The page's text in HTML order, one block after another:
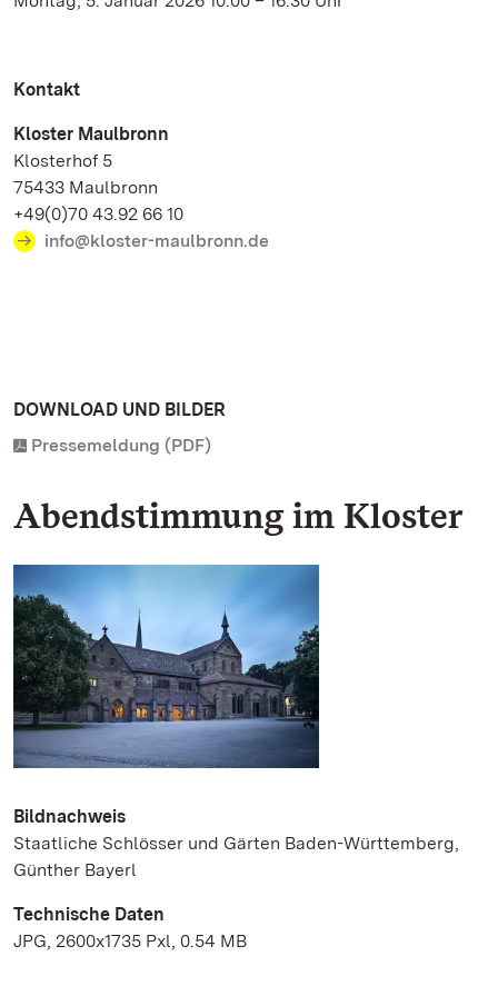
Kontakt
Kloster Maulbronn
Klosterhof 5
75433 Maulbronn
+49(0)70 43.92 66 10
info@kloster-maulbronn.de
DOWNLOAD UND BILDER
Pressemeldung (PDF)
Abendstimmung im Kloster
Bildnachweis
Staatliche Schlösser und Gärten Baden-Württemberg,
Günther Bayerl
Technische Daten
JPG, 2600x1735 Pxl, 0.54 MB